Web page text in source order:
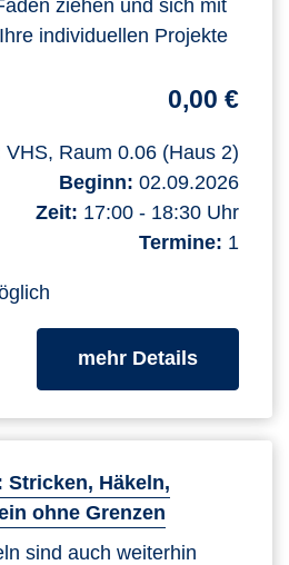
ziehen und sich mit
individuellen Projekte
0,00 €
VHS, Raum 0.06 (Haus 2)
Beginn: 02.09.2026
Zeit: 17:00 - 18:30 Uhr
Termine: 1
mehr Detailszum
Stricken, Häkeln,
ohne Grenzen
sind auch weiterhin